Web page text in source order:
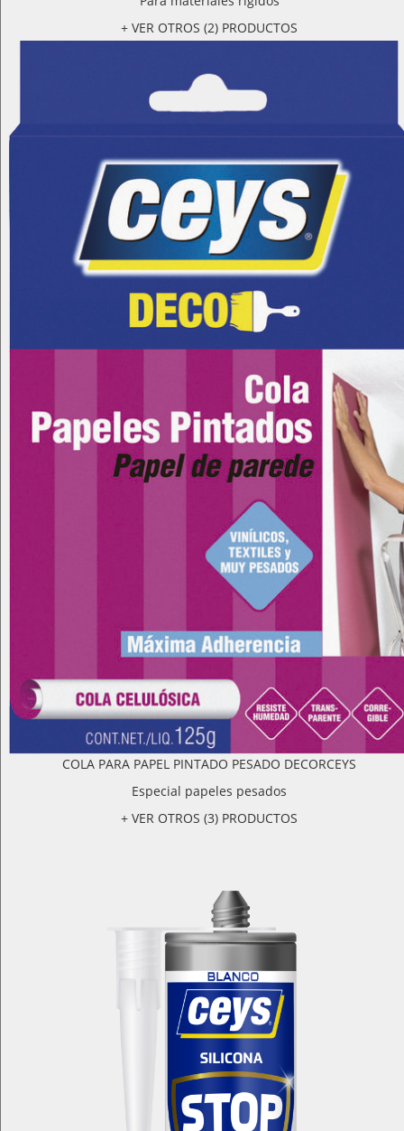
+ VER OTROS (2) PRODUCTOS
COLA PARA PAPEL PINTADO PESADO DECORCEYS
Especial papeles pesados
+ VER OTROS (3) PRODUCTOS